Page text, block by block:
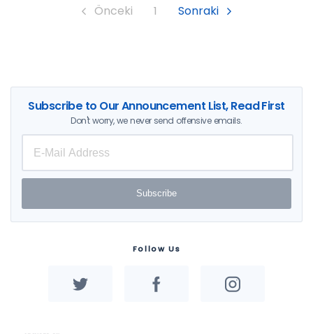
Önceki 1 Sonraki
Subscribe to Our Announcement List, Read First
Don't worry, we never send offensive emails.
Subscribe
Follow Us